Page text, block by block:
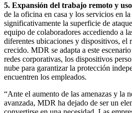
5. Expansión del trabajo remoto y
de la oficina en casa y los servicios en
significativamente la superficie de
equipo de colaboradores accediendo a
diferentes ubicaciones y dispositivos, el
crecido. MDR se adapta a este
redes corporativas, los dispositivos
nube para garantizar la protección
encuentren los empleados.
“Ante el aumento de las amenazas y la
avanzada, MDR ha dejado de ser un